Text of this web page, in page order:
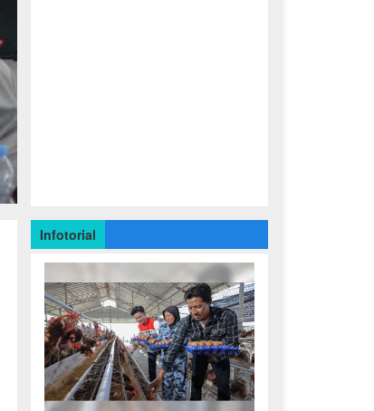
Infotorial